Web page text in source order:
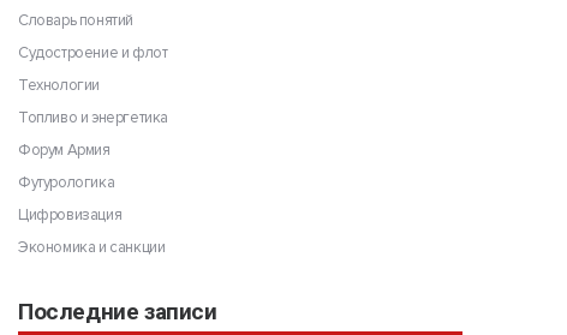
Словарь понятий
Судостроение и флот
Технологии
Топливо и энергетика
Форум Армия
Футурологика
Цифровизация
Экономика и санкции
Последние записи